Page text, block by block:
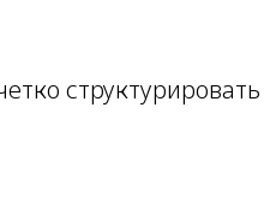
структурировать